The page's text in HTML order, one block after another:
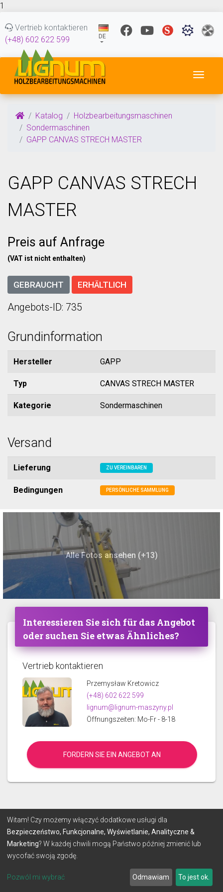
1
Vertrieb kontaktieren
(+48) 602 622 599
DE
Katalog
Holzbearbeitungsmaschinen
Sondermaschinen
GAPP CANVAS STRECH MASTER
GAPP CANVAS STRECH
MASTER
Preis auf Anfrage
(VAT ist nicht enthalten)
GEBRAUCHT ERHÄLTLICH
Angebots-ID: 735
Grundinformation
Hersteller GAPP
Typ CANVAS STRECH MASTER
Kategorie Sondermaschinen
Versand
Lieferung ZU VEREINBAREN
Bedingungen PERSÖNLICHE SAMMLUNG
Alle Fotos ansehen (+13)
Interessieren Sie sich für das Angebot
oder suchen Sie etwas Ähnliches?
Vertrieb kontaktieren
Przemysław Kretowicz
(+48) 602 622 599
lignum@lignum-maszyny.pl
Öffnungszeiten: Mo-Fr - 8-18
FORDERN SIE EIN ANGEBOT AN
© 2026 Lignum
BEDINGUNGEN DATENSCHUTZ-BESTIMMUNGEN
Hergestellt mit make-SOFT
Witam! Czy możemy włączyć dodatkowe usługi dla
Bezpieczeństwo, Funkcjonalne, Wyświetlanie, Analityczne &
Marketing? W każdej chwili mogą Państwo później zmienić lub
wycofać swoją zgodę.
Pozwól mi wybrać Odmawiam To jest ok.